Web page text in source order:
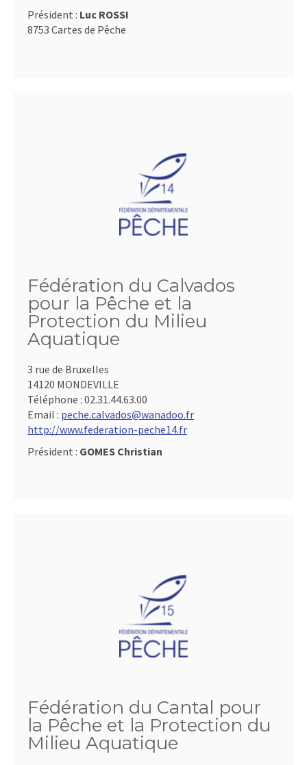
Président : Luc ROSSI
8753 Cartes de Pêche
Fédération du Calvados
pour la Pêche et la
Protection du Milieu
Aquatique
3 rue de Bruxelles
14120 MONDEVILLE
Téléphone : 02.31.44.63.00
Email : peche.calvados@wanadoo.fr
http://www.federation-peche14.fr
Président : GOMES Christian
Fédération du Cantal pour
la Pêche et la Protection du
Milieu Aquatique